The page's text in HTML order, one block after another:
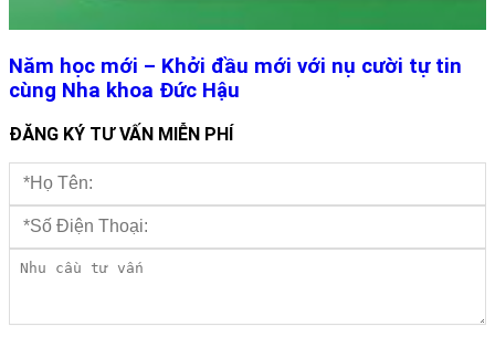
Năm học mới – Khởi đầu mới với nụ cười tự tin
cùng Nha khoa Đức Hậu
ĐĂNG KÝ TƯ VẤN MIỄN PHÍ